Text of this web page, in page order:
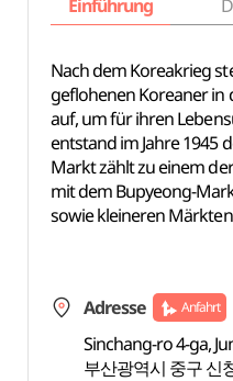
Einführung
Nach dem Koreakrieg
geflohenen Koreaner in
auf, um für ihren
entstand im Jahre 1945
Markt zählt zu einem
mit dem Bupyeong-
sowie kleineren
Adresse Anfahrt
Sinchang-ro 4-ga,
부산광역시 중구 신